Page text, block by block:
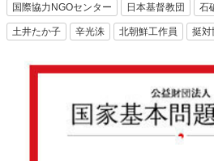
国際協力NGOセンター 日本基督教団 石
土井たか子 辛光洙 北朝鮮工作員 挺対